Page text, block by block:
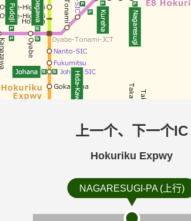
上一个、下一个IC
Hokuriku Expwy
NAGARESUGI-PA (上行)